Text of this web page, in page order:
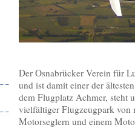
Der Osnabrücker Verein für
und ist damit einer der
dem Flugplatz Achmer, steht
vielfältiger Flugzeugpark von
Motorseglern und einem